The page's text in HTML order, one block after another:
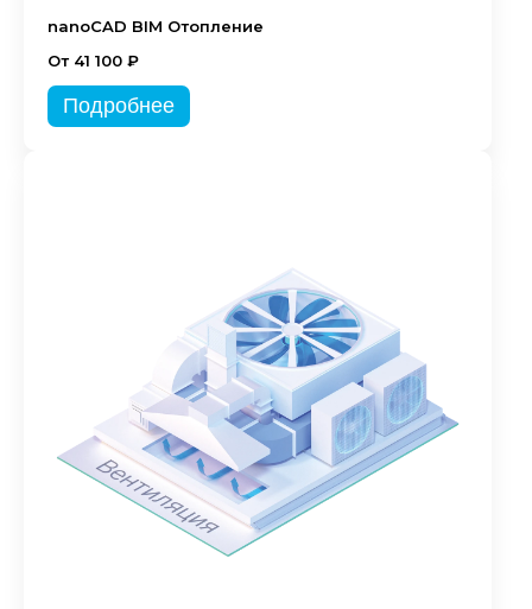
nanoCAD BIM Отопление
От 41 100 ₽
Подробнее